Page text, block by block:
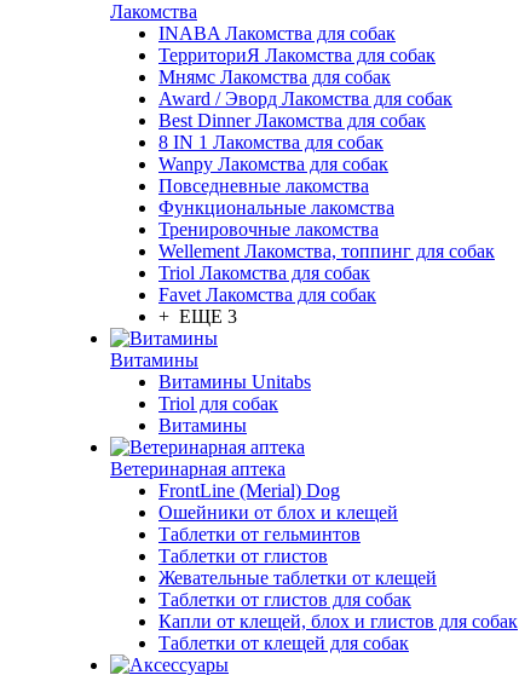
Лакомства
INABA Лакомства для собак
ТерриториЯ Лакомства для собак
Мнямс Лакомства для собак
Award / Эворд Лакомства для собак
Best Dinner Лакомства для собак
8 IN 1 Лакомства для собак
Wanpy Лакомства для собак
Повседневные лакомства
Функциональные лакомства
Тренировочные лакомства
Wellement Лакомства, топпинг для собак
Triol Лакомства для собак
Favet Лакомства для собак
+ ЕЩЕ 3
Витамины
Витамины Unitabs
Triol для собак
Витамины
Ветеринарная аптека
FrontLine (Merial) Dog
Ошейники от блох и клещей
Таблетки от гельминтов
Таблетки от глистов
Жевательные таблетки от клещей
Таблетки от глистов для собак
Капли от клещей, блох и глистов для собак
Таблетки от клещей для собак